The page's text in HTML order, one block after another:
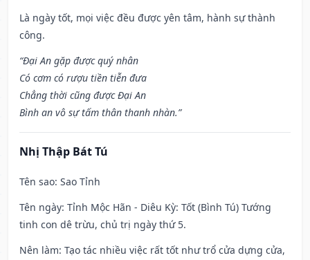
Là ngày tốt, mọi việc đều được yên tâm, hành sự thành
công.
“Đại An gặp được quý nhân
Có cơm có rượu tiền tiễn đưa
Chẳng thời cũng được Đại An
Bình an vô sự tấm thân thanh nhàn.”
Nhị Thập Bát Tú
Tên sao: Sao Tỉnh
Tên ngày: Tỉnh Mộc Hãn - Diêu Kỳ: Tốt (Bình Tú) Tướng
tinh con dê trừu, chủ trị ngày thứ 5.
Nên làm: Tạo tác nhiều việc rất tốt như trổ cửa dựng cửa,